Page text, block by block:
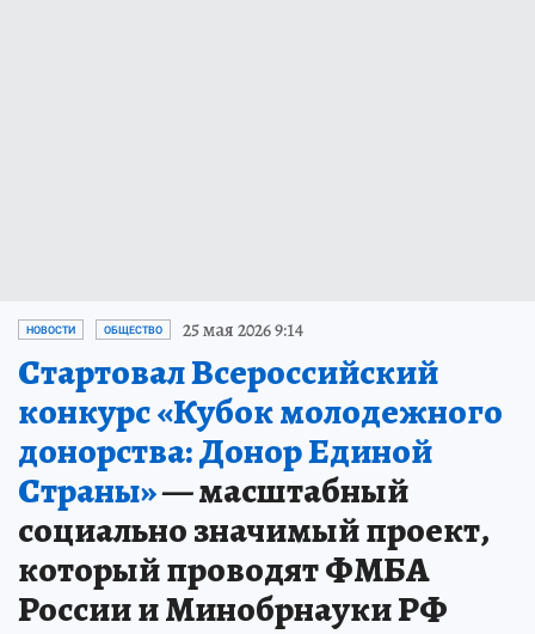
НОВОСТИ ОБЩЕСТВО 25 мая 2026 9:14
Стартовал Всероссийский
конкурс «Кубок молодежного
донорства: Донор Единой
Страны»— масштабный
социально значимый проект,
который проводят ФМБА
России и Минобрнауки РФ